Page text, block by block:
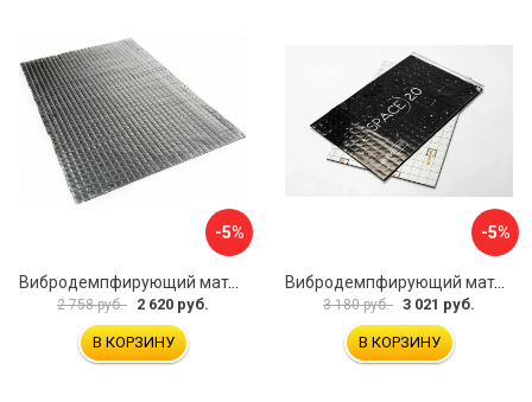
-5%
Вибродемпфирующий материал Dreamcar Noname 2 N6-2M0-S070050P1079
2 758 руб. 2 620 руб.
В КОРЗИНУ
-5%
Вибродемпфирующий материал Шумофф SPACE 2.0 НФ-00001206
3 180 руб. 3 021 руб.
В КОРЗИНУ